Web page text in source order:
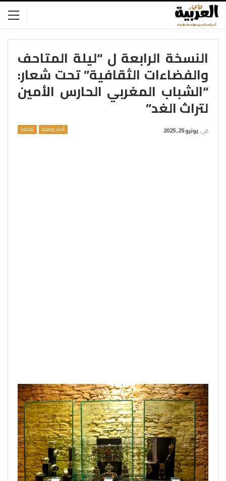
النسخة الرابعة ل “ليلة المتاحف
والفضاءات الثقافية” تحت شعار:
“الشباب المغربي الحارس الأمين
لتراث الغد”
أخبار وطنية ثقافة في يونيو 25, 2025